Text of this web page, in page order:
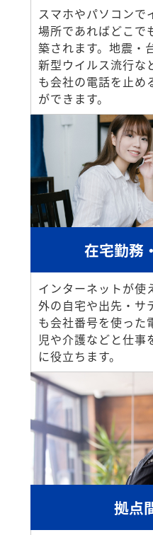
スマホやパソコンで
場所であればどこで
築されます。地震・
新型ウイルス流行な
も会社の電話を止め
ができます。
在宅勤務
インターネットが使
外の自宅や出先・サ
も会社番号を使った
児や介護などと仕事
に役立ちます。
拠点